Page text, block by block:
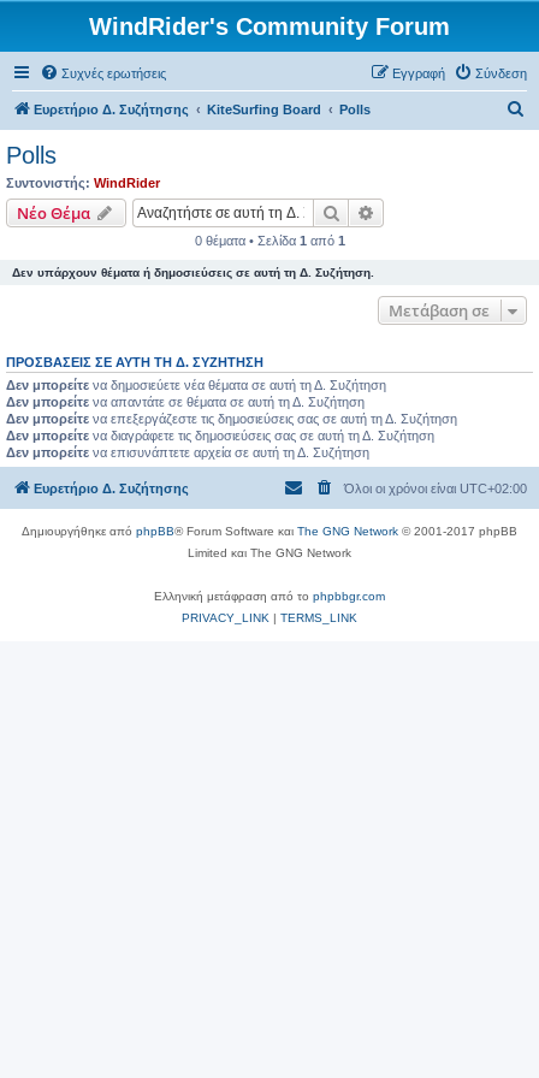
WindRider's Community Forum
Συχνές ερωτήσεις Σύνδεση
Εγγραφή
Ευρετήριο Δ. Συζήτησης KiteSurfing Board Polls
Polls
Συντονιστής: WindRider
Νέο Θέμα Αναζήτηση
0 θέματα • Σελίδα 1 από 1
Δεν υπάρχουν θέματα ή δημοσιεύσεις σε αυτή τη Δ. Συζήτηση.
Μετάβαση σε
ΠΡΟΣΒΆΣΕΙΣ ΣΕ ΑΥΤΉ ΤΗ Δ. ΣΥΖΉΤΗΣΗ
Δεν μπορείτε να δημοσιεύετε νέα θέματα σε αυτή τη Δ. Συζήτηση
Δεν μπορείτε να απαντάτε σε θέματα σε αυτή τη Δ. Συζήτηση
Δεν μπορείτε να επεξεργάζεστε τις δημοσιεύσεις σας σε αυτή τη Δ. Συζήτηση
Δεν μπορείτε να διαγράφετε τις δημοσιεύσεις σας σε αυτή τη Δ. Συζήτηση
Δεν μπορείτε να επισυνάπτετε αρχεία σε αυτή τη Δ. Συζήτηση
Ευρετήριο Δ. Συζήτησης Όλοι οι χρόνοι είναι UTC+02:00
Δημιουργήθηκε από phpBB® Forum Software και The GNG Network © 2001-2017 phpBB
Limited και The GNG Network
Ελληνική μετάφραση από το phpbbgr.com
PRIVACY_LINK | TERMS_LINK